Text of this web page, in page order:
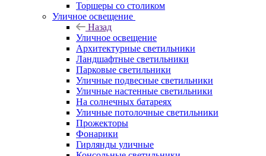
Торшеры со столиком
Уличное освещение
Назад
Уличное освещение
Архитектурные светильники
Ландшафтные светильники
Парковые светильники
Уличные подвесные светильники
Уличные настенные светильники
На солнечных батареях
Уличные потолочные светильники
Прожекторы
Фонарики
Гирлянды уличные